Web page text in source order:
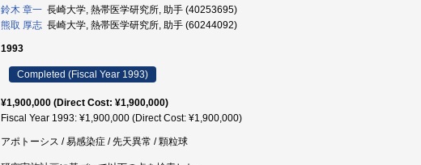
鈴木 章一 長崎大学, 熱帯医学研究所, 助手 (40253695)
熊取 厚志 長崎大学, 熱帯医学研究所, 助手 (60244092)
1993
Completed (Fiscal Year 1993)
¥1,900,000 (Direct Cost: ¥1,900,000)
Fiscal Year 1993: ¥1,900,000 (Direct Cost: ¥1,900,000)
アポトーシス / 易感染症 / 先天異常 / 顆粒球